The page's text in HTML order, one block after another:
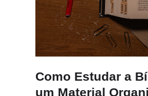
Como Estudar a
um Material